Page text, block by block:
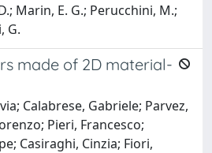
Marin, E. G.; Perucchini, M.;
G.
made of 2D material-
Calabrese, Gabriele; Parvez,
Pieri, Francesco;
Casiraghi, Cinzia; Fiori,